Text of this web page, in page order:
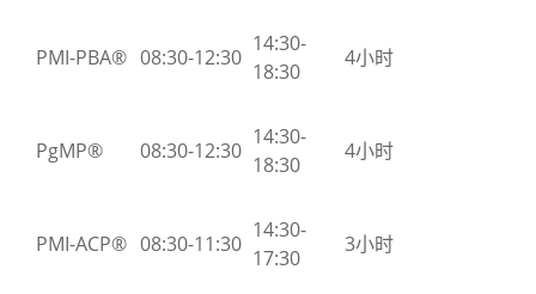
PMI-PBA® 08:30-12:30
14:30-
18:30
4小时
PgMP® 08:30-12:30
14:30-
18:30
4小时
PMI-ACP® 08:30-11:30
14:30-
17:30
3小时